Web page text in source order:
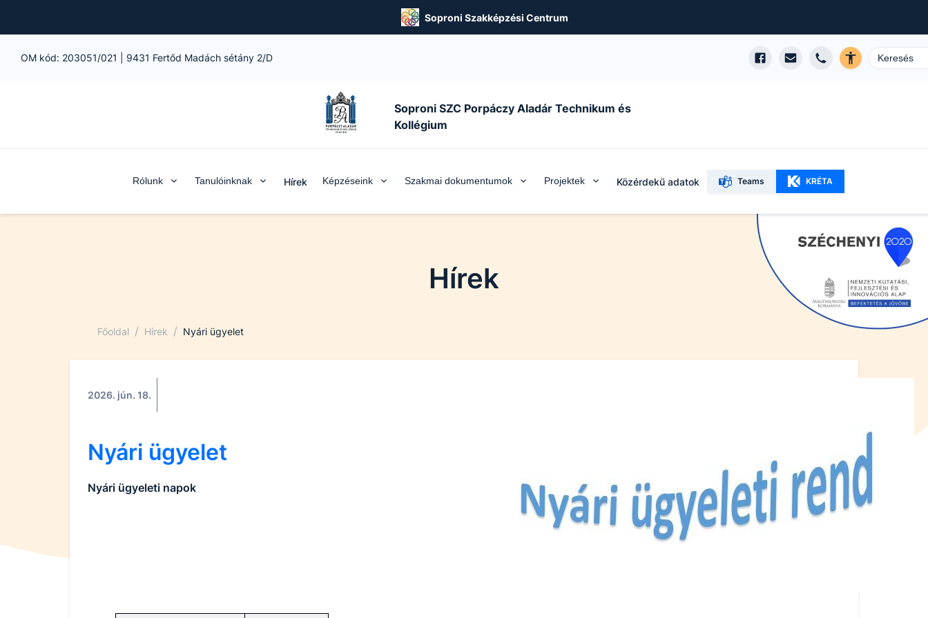
Soproni Szakképzési Centrum
OM kód: 203051/021 9431 Fertőd Madách sétány 2/D
Soproni SZC Porpáczy Aladár Technikum és
Kollégium
Rólunk Tanulóinknak Hírek Képzéseink Szakmai dokumentumok Projektek Közérdekű adatok Teams KRÉTA
Hírek
Főoldal / Hírek / Nyári ügyelet
2026. jún. 18.
Nyári ügyelet
Nyári ügyeleti napok